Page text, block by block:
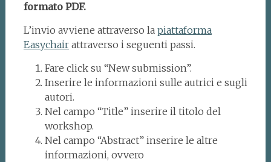
formato PDF.
L’invio avviene attraverso la piattaforma
Easychairattraverso i seguenti passi.
Fare click su “New submission”.
Inserire le informazioni sulle autrici e sugli
autori.
Nel campo “Title” inserire il titolo del
workshop.
Nel campo “Abstract” inserire le altre
informazioni, ovvero